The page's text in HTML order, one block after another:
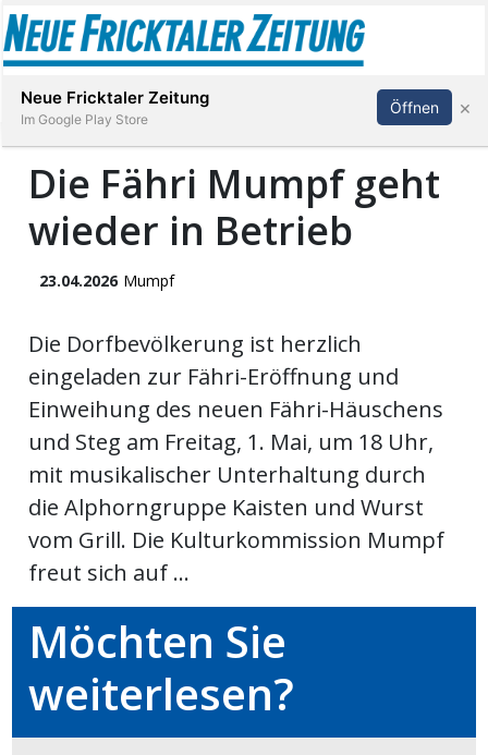
Stellen
Paper
App
Abonnieren Anmelden
Die Fähri Mumpf geht
wieder in Betrieb
23.04.2026 Mumpf
Die Dorfbevölkerung ist herzlich
eingeladen zur Fähri-Eröffnung und
Einweihung des neuen Fähri-Häuschens
und Steg am Freitag, 1. Mai, um 18 Uhr,
mit musikalischer Unterhaltung durch
die Alphorngruppe Kaisten und Wurst
vom Grill. Die Kulturkommission Mumpf
freut sich auf ...
Möchten Sie
weiterlesen?
Neue Fricktaler Zeitung
Im Google Play Store
Öffnen ×